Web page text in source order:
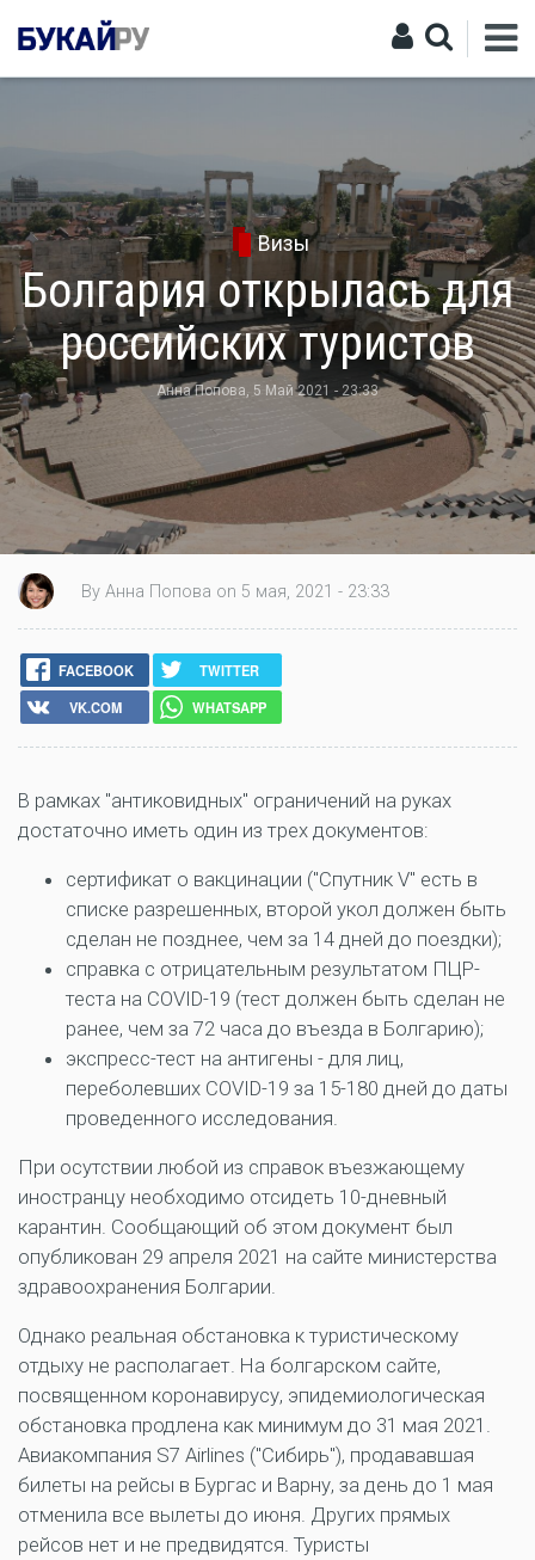
Визы
Болгария открылась для
российских туристов
Анна Попова , 5 Май 2021 - 23:33
By Анна Попова on 5 мая, 2021 - 23:33
FACEBOOK
TWITTER
VK.COM
WHATSAPP
В рамках "антиковидных" ограничений на руках
достаточно иметь один из трех документов:
сертификат о вакцинации ("Спутник V" есть в
списке разрешенных, второй укол должен быть
сделан не позднее, чем за 14 дней до поездки);
справка с отрицательным результатом ПЦР-
теста на COVID-19 (тест должен быть сделан не
ранее, чем за 72 часа до въезда в Болгарию);
экспресс-тест на антигены - для лиц,
переболевших COVID-19 за 15-180 дней до даты
проведенного исследования.
При осутствии любой из справок въезжающему
иностранцу необходимо отсидеть 10-дневный
карантин. Сообщающий об этом документ был
опубликован 29 апреля 2021 на сайте министерства
здравоохранения Болгарии.
Однако реальная обстановка к туристическому
отдыху не располагает. На болгарском сайте,
посвященном коронавирусу, эпидемиологическая
обстановка продлена как минимум до 31 мая 2021.
Авиакомпания S7 Airlines ("Сибирь"), продававшая
билеты на рейсы в Бургас и Варну, за день до 1 мая
отменила все вылеты до июня. Других прямых
рейсов нет и не предвидятся. Туристы